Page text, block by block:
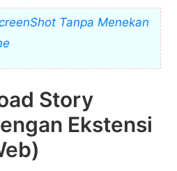
Tanpa Menekan
Story
Ekstensi